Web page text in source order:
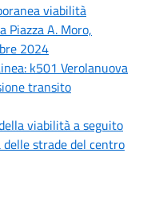
viabilità
Piazza A. Moro,
2024
k501 Verolanuova
transito
viabilità a seguito
strade del centro